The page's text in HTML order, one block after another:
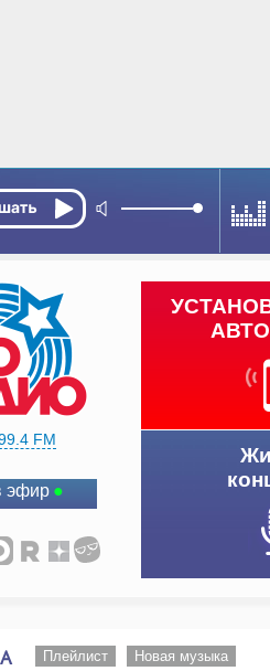
FM
эфир
Плейлист Новая музыка